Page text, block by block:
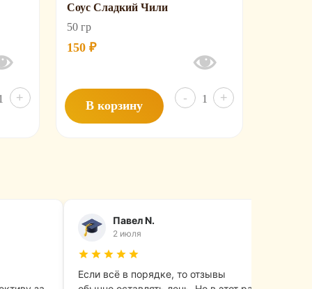
товара
+
Соус Сладкий Чили
50 гр
150₽
-
Количество
товара
+
В корзину
Павел N.
2 июля
Если всё в порядке, то отзывы